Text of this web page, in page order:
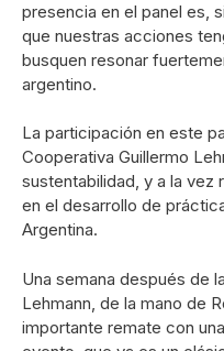
presencia en el panel es,
que nuestras acciones
busquen resonar
argentino.
La participación en este
Cooperativa Guillermo
sustentabilidad, y a la
en el desarrollo de
Argentina.
Una semana después de
Lehmann, de la mano de
importante remate con